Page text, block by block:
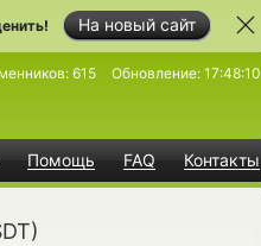
На новый сайт
Помощь FAQ Контакты
615 Обновление: 17:48:10